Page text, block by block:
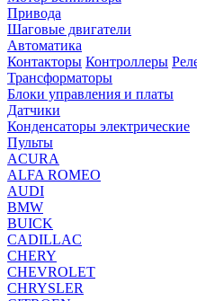
Привода
Шаговые двигатели
Автоматика
Контакторы Контроллеры
Трансформаторы
Блоки управления и платы
Датчики
Конденсаторы электрические
Пульты
ACURA
ALFA ROMEO
AUDI
BMW
BUICK
CADILLAC
CHERY
CHEVROLET
CHRYSLER